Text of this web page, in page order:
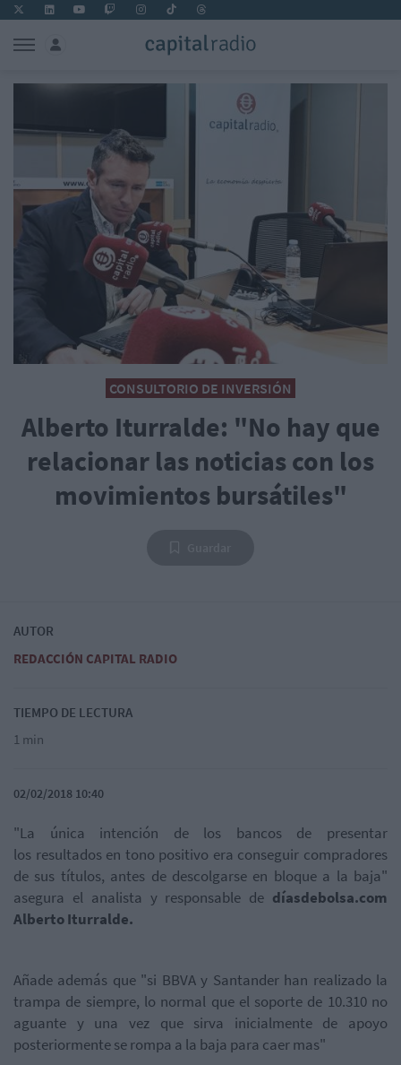
CONSULTORIO DE INVERSIÓN
Alberto Iturralde: "No hay que
relacionar las noticias con los
movimientos bursátiles"
AUTOR
REDACCIÓN CAPITAL RADIO
TIEMPO DE LECTURA
1 min
02/02/2018 10:40
"La única intención de los bancos de presentar
los resultados en tono positivo era conseguir compradores
de sus títulos, antes de descolgarse en bloque a la baja"
asegura el analista y responsable de díasdebolsa.com
Alberto Iturralde.
Añade además que "si BBVA y Santander han realizado la
trampa de siempre, lo normal que el soporte de 10.310 no
aguante y una vez que sirva inicialmente de apoyo
posteriormente se rompa a la baja para caer mas"